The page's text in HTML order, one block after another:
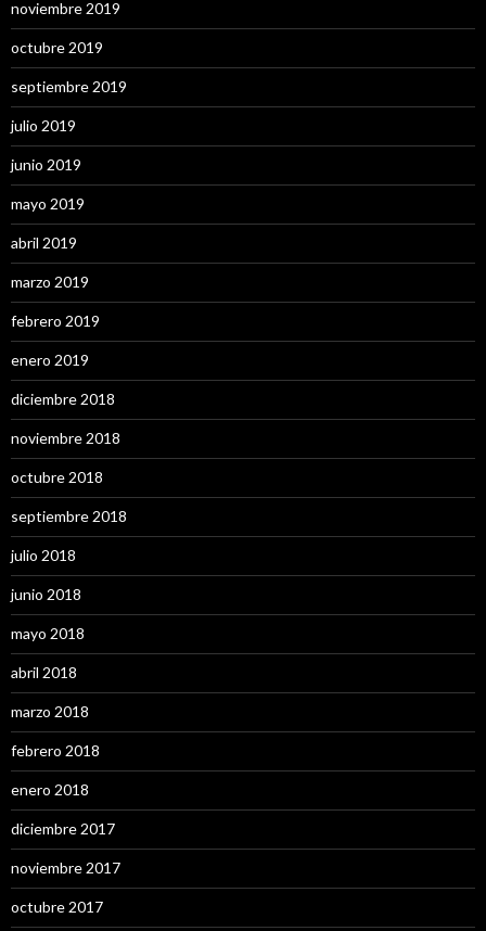
noviembre 2019
octubre 2019
septiembre 2019
julio 2019
junio 2019
mayo 2019
abril 2019
marzo 2019
febrero 2019
enero 2019
diciembre 2018
noviembre 2018
octubre 2018
septiembre 2018
julio 2018
junio 2018
mayo 2018
abril 2018
marzo 2018
febrero 2018
enero 2018
diciembre 2017
noviembre 2017
octubre 2017